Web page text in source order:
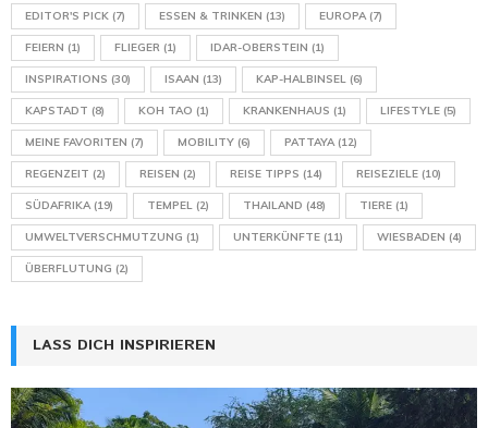
EDITOR'S PICK (7) ESSEN & TRINKEN (13) EUROPA(7)
FEIERN (1) FLIEGER (1) IDAR-OBERSTEIN (1)
INSPIRATIONS (30) ISAAN (13) KAP-HALBINSEL (6)
KAPSTADT (8) KOH TAO (1) KRANKENHAUS (1) LIFESTYLE (5)
MEINE FAVORITEN (7) MOBILITY (6) PATTAYA(12)
REGENZEIT (2) REISEN (2) REISE TIPPS (14) REISEZIELE (10)
SÜDAFRIKA(19) TEMPEL (2) THAILAND (48) TIERE (1)
UMWELTVERSCHMUTZUNG (1) UNTERKÜNFTE (11) WIESBADEN (4)
ÜBERFLUTUNG (2)
LASS DICH INSPIRIEREN